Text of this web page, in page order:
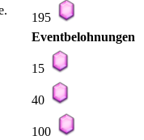
195
Eventbelohnungen
15
40
100